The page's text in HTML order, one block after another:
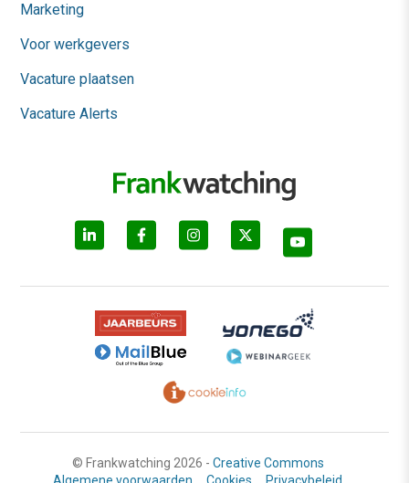
Marketing
Voor werkgevers
Vacature plaatsen
Vacature Alerts
© Frankwatching 2026 - Creative Commons